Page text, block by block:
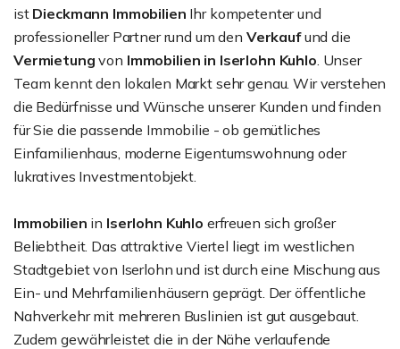
ist Dieckmann Immobilien Ihr kompetenter und
professioneller Partner rund um den Verkaufund die
Vermietungvon Immobilien in Iserlohn Kuhlo. Unser
Team kennt den lokalen Markt sehr genau. Wir verstehen
die Bedürfnisse und Wünsche unserer Kunden und finden
für Sie die passende Immobilie - ob gemütliches
Einfamilienhaus, moderne Eigentumswohnung oder
lukratives Investmentobjekt.
Immobilien in Iserlohn Kuhlo erfreuen sich großer
Beliebtheit. Das attraktive Viertel liegt im westlichen
Stadtgebiet von Iserlohn und ist durch eine Mischung aus
Ein- und Mehrfamilienhäusern geprägt. Der öffentliche
Nahverkehr mit mehreren Buslinien ist gut ausgebaut.
Zudem gewährleistet die in der Nähe verlaufende